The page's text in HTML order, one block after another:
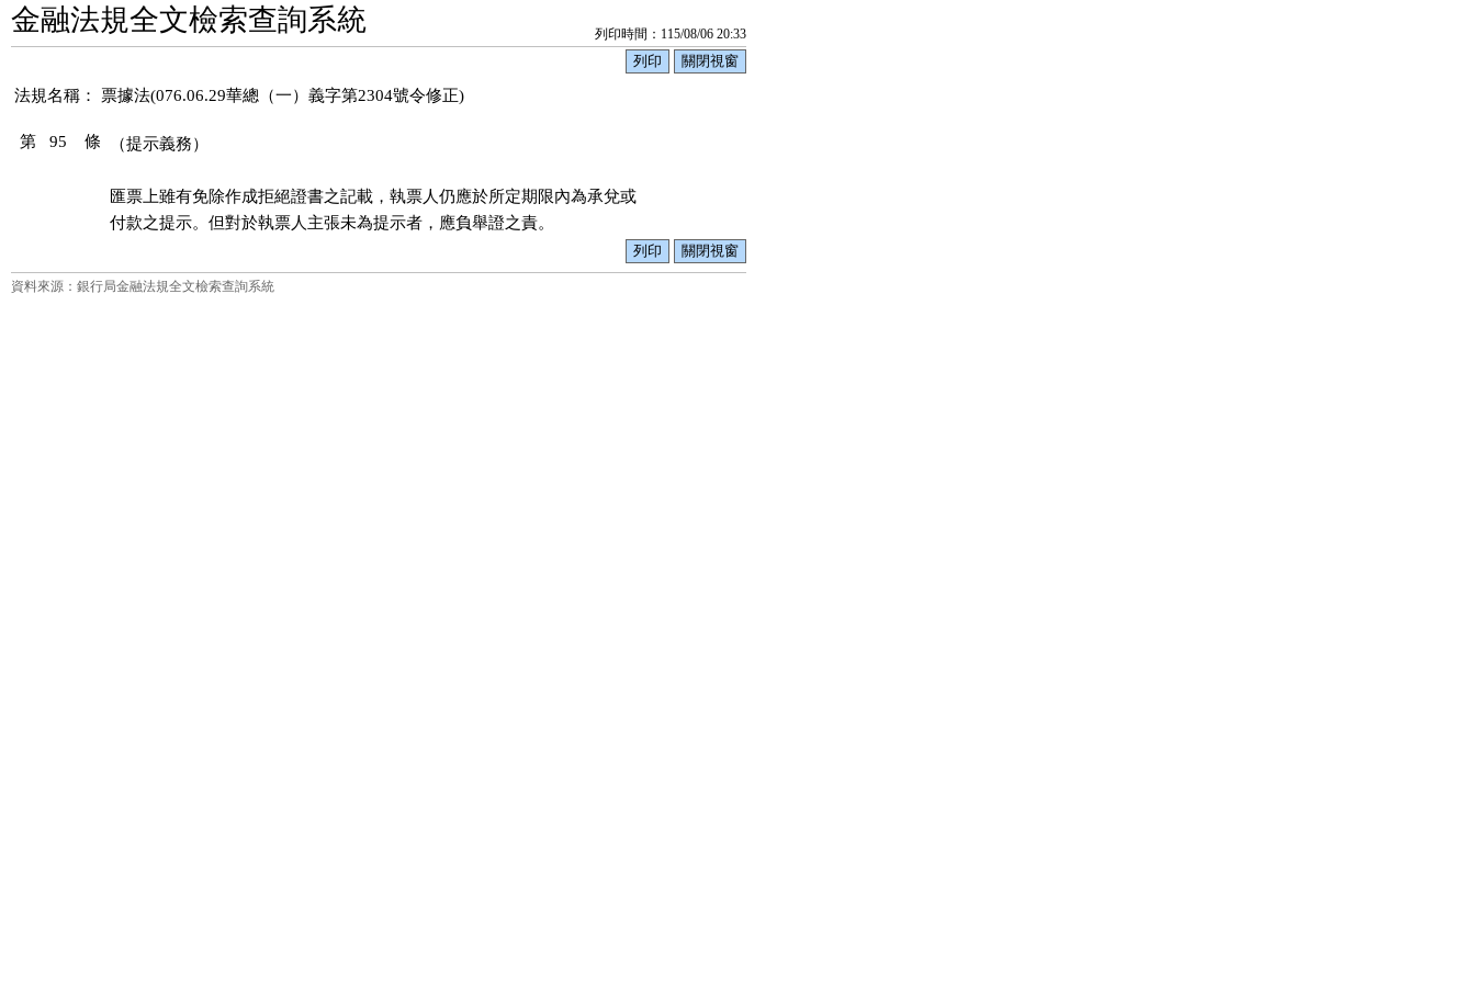
金融法規全文檢索查詢系統 列印時間：115/08/06 20:33
法規名稱： 票據法(076.06.29華總（一）義字第2304號令修正)
第 95 條 （提示義務）
匯票上雖有免除作成拒絕證書之記載，執票人仍應於所定期限內為承兌或
付款之提示。但對於執票人主張未為提示者，應負舉證之責。
資料來源：銀行局金融法規全文檢索查詢系統